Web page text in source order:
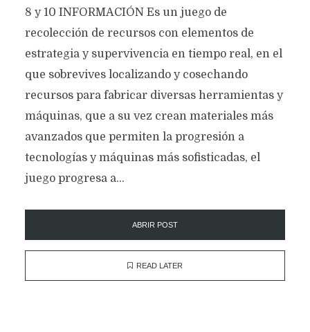
8 y 10 INFORMACIÓN Es un juego de
recolección de recursos con elementos de
estrategia y supervivencia en tiempo real, en el
que sobrevives localizando y cosechando
recursos para fabricar diversas herramientas y
máquinas, que a su vez crean materiales más
avanzados que permiten la progresión a
tecnologías y máquinas más sofisticadas, el
juego progresa a...
ABRIR POST
READ LATER